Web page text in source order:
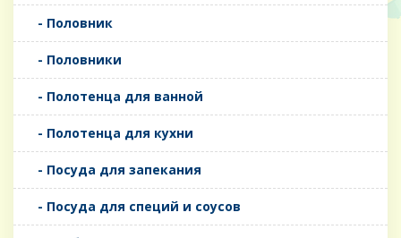
- Половник
- Половники
- Полотенца для ванной
- Полотенца для кухни
- Посуда для запекания
- Посуда для специй и соусов